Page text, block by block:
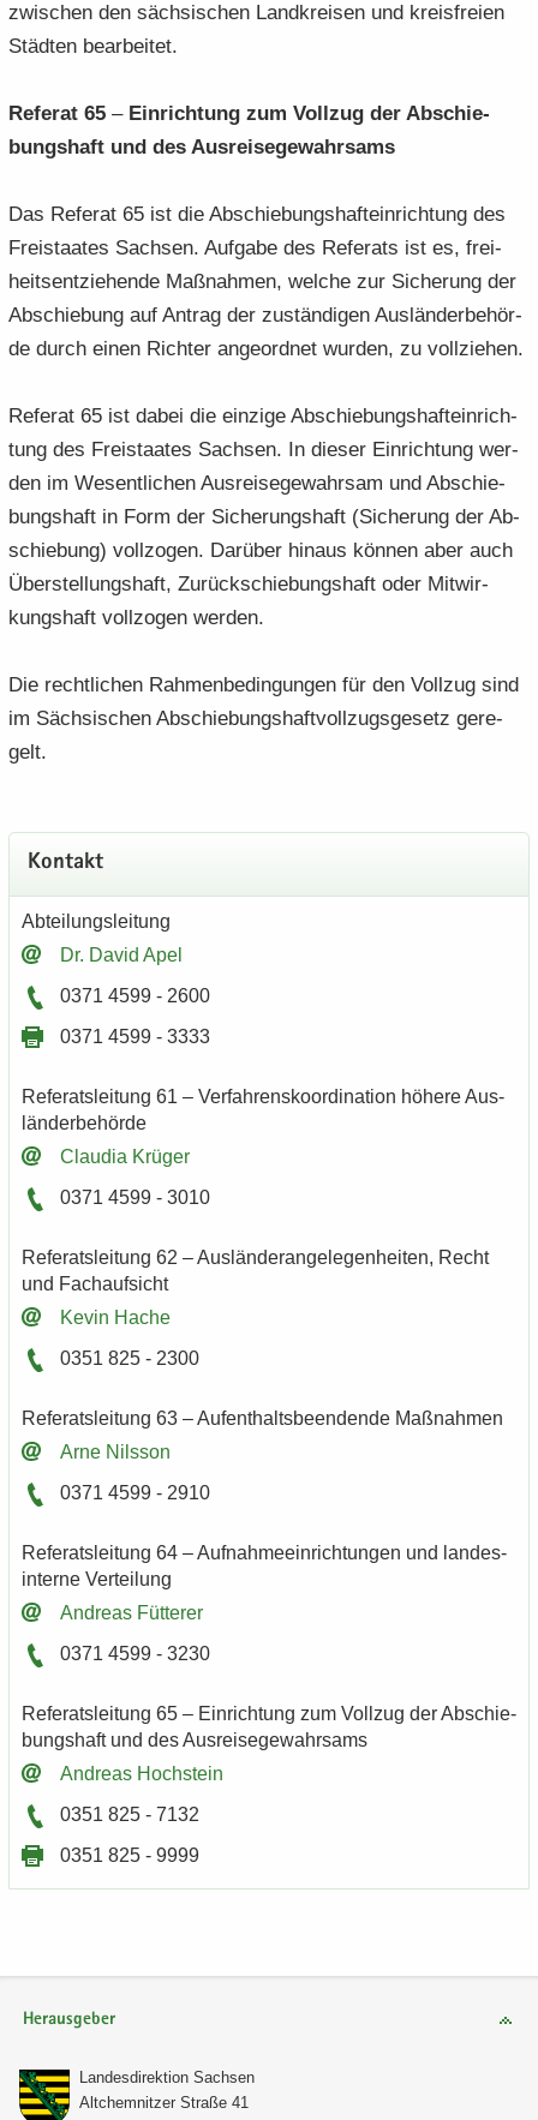
zwi­schen den säch­si­schen Land­krei­sen und kreis­frei­en
Städ­ten be­ar­bei­tet.
Re­fe­rat 65 – Ein­rich­tung zum Voll­zug der Ab­schie­
bungs­haft und des Aus­rei­se­ge­wahr­sams
Das Re­fe­rat 65 ist die Ab­schie­bungs­haft­ein­rich­tung des
Frei­staa­tes Sach­sen. Auf­ga­be des Re­fe­rats ist es, frei­
heits­ent­zie­hen­de Maß­nah­men, wel­che zur Si­che­rung der
Ab­schie­bung auf An­trag der zu­stän­di­gen Aus­län­der­be­hör­
de durch einen Rich­ter an­ge­ord­net wur­den, zu voll­zie­hen.
Re­fe­rat 65 ist dabei die ein­zi­ge Ab­schie­bungs­haft­ein­rich­
tung des Frei­staa­tes Sach­sen. In die­ser Ein­rich­tung wer­
den im We­sent­li­chen Aus­rei­se­ge­wahr­sam und Ab­schie­
bungs­haft in Form der Si­che­rungs­haft (Si­che­rung der Ab­
schie­bung) voll­zo­gen. Dar­über hin­aus kön­nen aber auch
Über­stel­lungs­haft, Zu­rück­schie­bungs­haft oder Mit­wir­
kungs­haft voll­zo­gen wer­den.
Die recht­li­chen Rah­men­be­din­gun­gen für den Voll­zug sind
im Säch­si­schen Ab­schie­bungs­haft­voll­zugs­ge­setz ge­re­
gelt.
Kon­takt
Ab­tei­lungs­lei­tung
Dr. David Apel
0371 4599 - 2600
0371 4599 - 3333
Re­fe­rats­lei­tung 61 – Ver­fah­rens­ko­or­di­na­ti­on hö­he­re Aus­
län­der­be­hör­de
Clau­dia Krü­ger
0371 4599 - 3010
Re­fe­rats­lei­tung 62 – Aus­län­der­an­ge­le­gen­hei­ten, Recht
und Fach­auf­sicht
Kevin Hache
0351 825 - 2300
Re­fe­rats­lei­tung 63 – Auf­ent­halts­be­en­den­de Maß­nah­men
Arne Nils­son
0371 4599 - 2910
Re­fe­rats­lei­tung 64 – Auf­nah­me­ein­rich­tun­gen und lan­des­
in­ter­ne Ver­tei­lung
An­dre­as Füt­te­rer
0371 4599 - 3230
Re­fe­rats­lei­tung 65 – Ein­rich­tung zum Voll­zug der Ab­schie­
bungs­haft und des Aus­rei­se­ge­wahr­sams
An­dre­as Hoch­stein
0351 825 - 7132
0351 825 - 9999
Herausgeber
Lan­des­di­rek­ti­on Sach­sen
Alt­chem­nit­zer Stra­ße 41